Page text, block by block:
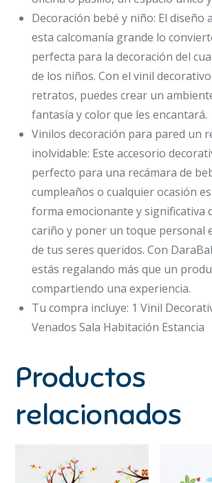
Decoración bebé y niño: El diseño
esta calcomanía grande lo
perfecta para la decoración del
de los niños. Con el vinil
retratos, puedes crear un
fantasía y color que les encantará.
Vinilos decoración para pared un
inolvidable: Este accesorio
perfecto para una recámara de
cumpleaños o cualquier ocasión
forma emocionante y significativa
cariño y poner un toque personal
de tus seres queridos. Con
estás regalando más que un
compartiendo una experiencia.
Tu compra incluye: 1 Vinil
Venados Sala Habitación Estancia
Productos
relacionados